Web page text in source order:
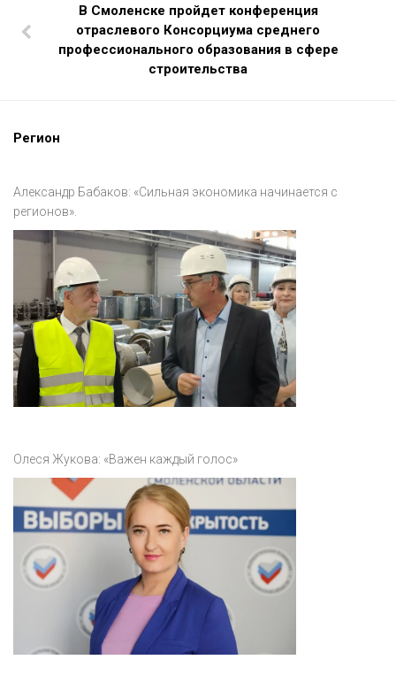
В Смоленске пройдет конференция
отраслевого Консорциума среднего
профессионального образования в сфере
строительства
Регион
Александр Бабаков: «Сильная экономика начинается с
регионов».
Олеся Жукова: «Важен каждый голос»